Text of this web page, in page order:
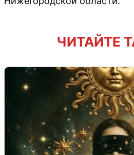
ЧИТАЙТЕ